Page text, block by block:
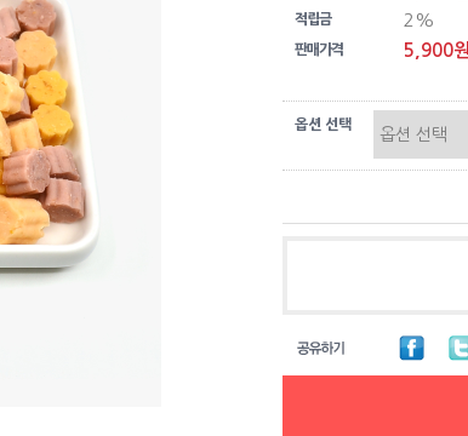
적립금 2%
판매가격 5,900원
옵션 선택